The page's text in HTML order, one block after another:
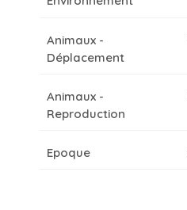
Animaux -
Déplacement
Animaux -
Reproduction
Epoque